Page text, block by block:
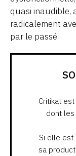
quasi inaudible,
radicalement
par le passé.
Critikat
dont
Si elle est
sa